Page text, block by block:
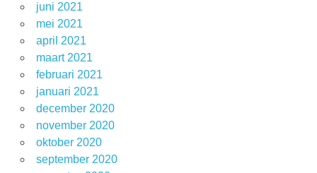
juni 2021
mei 2021
april 2021
maart 2021
februari 2021
januari 2021
december 2020
november 2020
oktober 2020
september 2020